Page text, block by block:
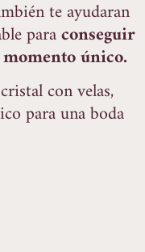
te ayudaran
paraconseguir
único.
con velas,
para una boda